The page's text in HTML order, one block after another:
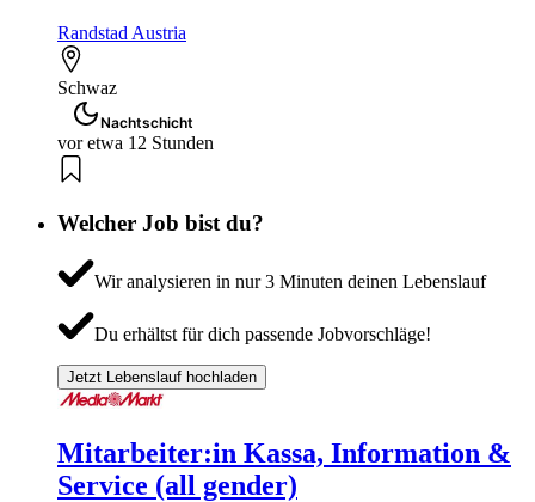
Randstad Austria
Schwaz
Nachtschicht
vor etwa 12 Stunden
Welcher Job bist du?
Wir analysieren in nur 3 Minuten deinen Lebenslauf
Du erhältst für dich passende Jobvorschläge!
Jetzt Lebenslauf hochladen
Mitarbeiter:in Kassa, Information &
Service (all gender)